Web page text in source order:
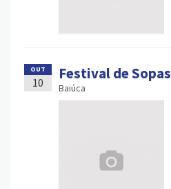
OUT
10 Festival de Sopas
Baiúca